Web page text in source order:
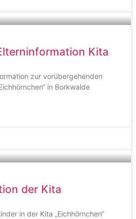
Kita
zur vorübergehenden
in Borkwalde
der Kita
in der Kita „Eichhörnchen“